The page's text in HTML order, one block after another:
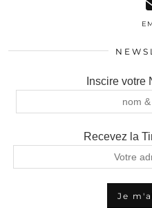
Inscire votre
Recevez la